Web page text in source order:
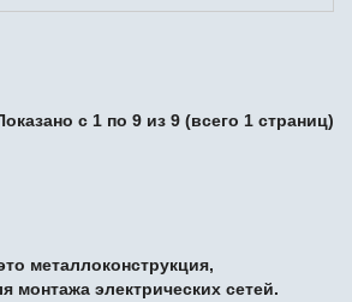
с 1 по 9 из 9 (всего 1 страниц)
металлоконструкция,
монтажа электрических сетей.